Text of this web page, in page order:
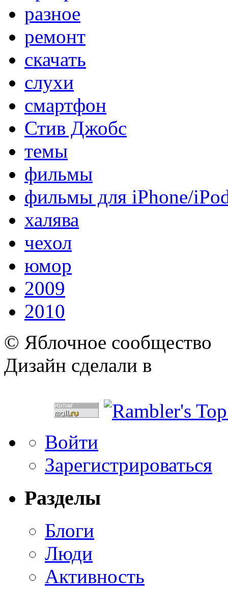
разное
ремонт
скачать
слухи
смартфон
Стив Джобс
темы
фильмы
фильмы для iPhone/
халява
чехол
юмор
2009
2010
© Яблочное сообщество
Дизайн сделали в
Войти
Зарегистрироваться
Разделы
Блоги
Люди
Активность